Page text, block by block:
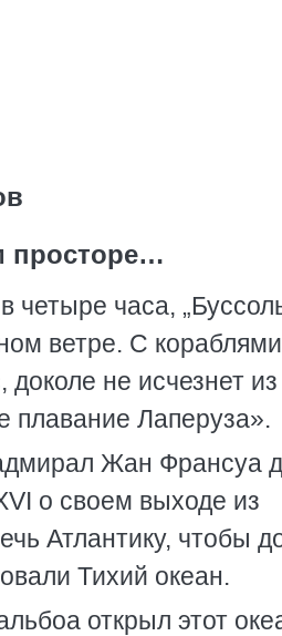
просторе…
часа,
ветре. С
не исчезнет
плавание Лаперуза».
Жан Франсуа
о своем выходе из
Атлантику, чтобы
Тихий океан.
открыл этот